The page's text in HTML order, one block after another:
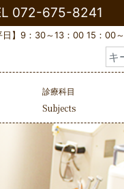
072-675-8241
日】9：30～13：00 15：00
診療科目
Subjects
診療科目一
施術例紹